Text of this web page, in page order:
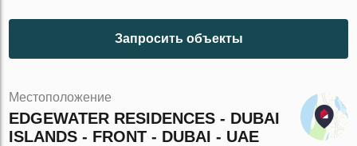
Запросить объекты
Местоположение
EDGEWATER RESIDENCES - DUBAI
ISLANDS - FRONT - DUBAI - UAE